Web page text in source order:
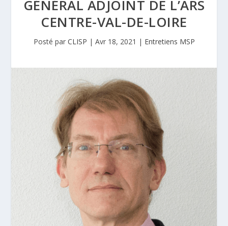
GÉNÉRAL ADJOINT DE L’ARS
CENTRE-VAL-DE-LOIRE
Posté par CLISP | Avr 18, 2021 | Entretiens MSP